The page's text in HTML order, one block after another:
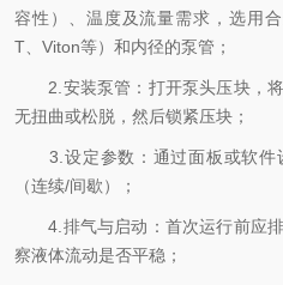
容性）、温度及流量需求，选用
T、Viton等）和内径的泵管；
2.安装泵管：打开泵头压块，将
无扭曲或松脱，然后锁紧压块；
3.设定参数：通过面板或软件
（连续/间歇）；
4.排气与启动：首次运行前应排
察液体流动是否平稳；